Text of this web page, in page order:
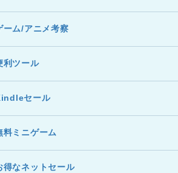
ーム/アニメ考察
利ツール
セール
料ミニゲーム
得なネットセール